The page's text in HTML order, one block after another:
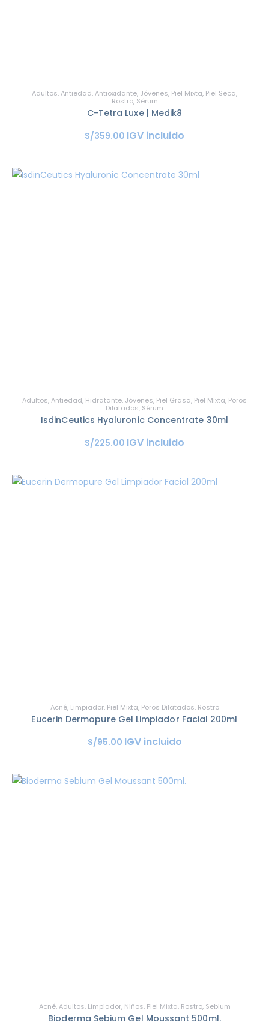
Adultos,Antiedad,Antioxidante, Jóvenes, Piel Mixta, Piel Seca,
Rostro, Sérum
C-Tetra Luxe | Medik8
S/359.00 IGV incluido
Adultos,Antiedad, Hidratante, Jóvenes, Piel Grasa, Piel Mixta, Poros
Dilatados, Sérum
IsdinCeutics Hyaluronic Concentrate 30ml
S/225.00 IGV incluido
Acné, Limpiador, Piel Mixta, Poros Dilatados, Rostro
Eucerin Dermopure Gel Limpiador Facial 200ml
S/95.00 IGV incluido
Acné,Adultos, Limpiador, Niños, Piel Mixta, Rostro, Sebium
Bioderma Sebium Gel Moussant 500ml.